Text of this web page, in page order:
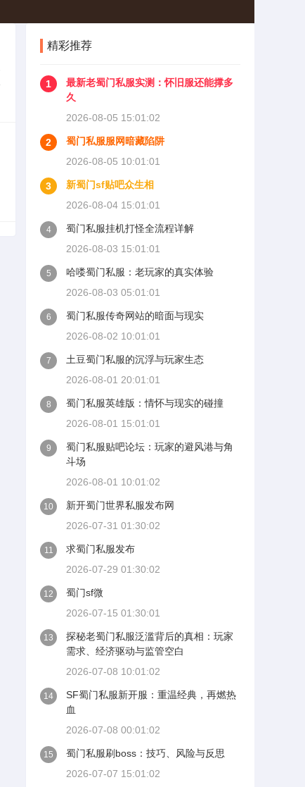
精彩推荐
1
最新老蜀门私服实测：怀旧服还能撑多
久
2026-08-05 15:01:02
2
蜀门私服服网暗藏陷阱
2026-08-05 10:01:01
3
新蜀门sf贴吧众生相
2026-08-04 15:01:01
4
蜀门私服挂机打怪全流程详解
2026-08-03 15:01:01
5
哈喽蜀门私服：老玩家的真实体验
2026-08-03 05:01:01
6
蜀门私服传奇网站的暗面与现实
2026-08-02 10:01:01
7
土豆蜀门私服的沉浮与玩家生态
2026-08-01 20:01:01
8
蜀门私服英雄版：情怀与现实的碰撞
2026-08-01 15:01:01
9
蜀门私服贴吧论坛：玩家的避风港与角
斗场
2026-08-01 10:01:02
10
新开蜀门世界私服发布网
2026-07-31 01:30:02
11
求蜀门私服发布
2026-07-29 01:30:02
12
蜀门sf微
2026-07-15 01:30:01
13
探秘老蜀门私服泛滥背后的真相：玩家
需求、经济驱动与监管空白
2026-07-08 10:01:02
14
SF蜀门私服新开服：重温经典，再燃热
血
2026-07-08 00:01:02
15
蜀门私服刷boss：技巧、风险与反思
2026-07-07 15:01:02